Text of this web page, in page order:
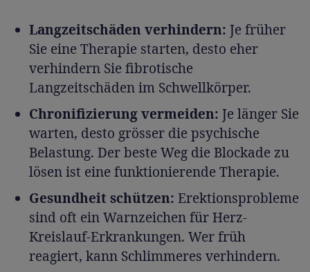
Langzeitschäden verhindern: Je früher
Sie eine Therapie starten, desto eher
verhindern Sie fibrotische
Langzeitschäden im Schwellkörper.
Chronifizierung vermeiden: Je länger Sie
warten, desto grösser die psychische
Belastung. Der beste Weg die Blockade zu
lösen ist eine funktionierende Therapie.
Gesundheit schützen: Erektionsprobleme
sind oft ein Warnzeichen für Herz-
Kreislauf-Erkrankungen. Wer früh
reagiert, kann Schlimmeres verhindern.